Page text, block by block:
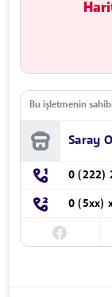
Bu
Saray
0 (222)
0 (5xx)